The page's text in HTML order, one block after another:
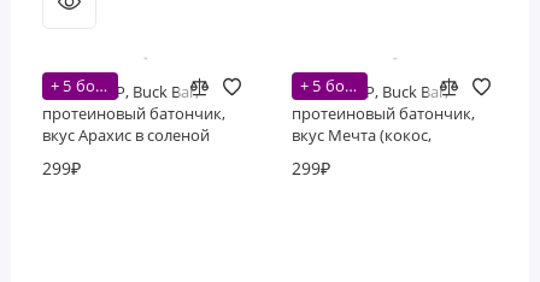
+ 5 бонусов
BUCKED UP, Buck Bar,
протеиновый батончик,
вкус Арахис в соленой
299₽
+ 5 бонусов
BUCKED UP, Buck Bar,
протеиновый батончик,
вкус Мечта (кокос,
(60 г)
299₽